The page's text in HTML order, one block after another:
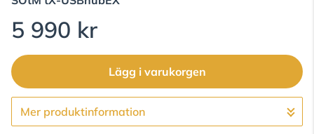
5 990 kr
Lägg i varukorgen
Gå till kassan
Mer produktinformation